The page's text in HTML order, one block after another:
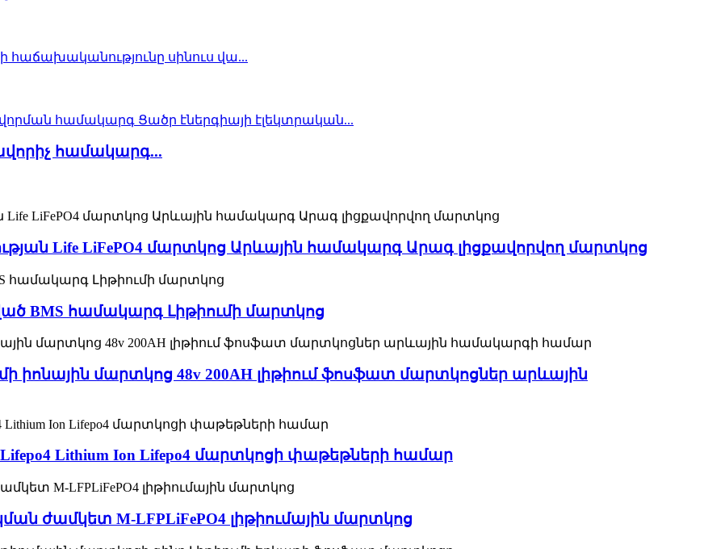
համակարգ...
Life LiFePO4 մարտկոց Արևային համակարգ Արագ լիցքավորվող մարտկոց
BMS համակարգ Լիթիումի մարտկոց
իոնային մարտկոց 48v 200AH լիթիում ֆոսֆատ մարտկոցներ արևային
Lithium Ion Lifepo4 մարտկոցի փաթեթների համար
ժամկետ M-LFPLiFePO4 լիթիումային մարտկոց